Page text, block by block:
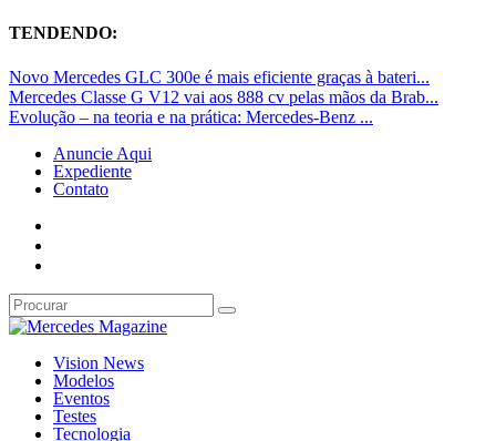
TENDENDO:
Novo Mercedes GLC 300e é mais eficiente graças à bateri...
Mercedes Classe G V12 vai aos 888 cv pelas mãos da Brab...
Evolução – na teoria e na prática: Mercedes-Benz ...
Anuncie Aqui
Expediente
Contato
Vision News
Modelos
Eventos
Testes
Tecnologia